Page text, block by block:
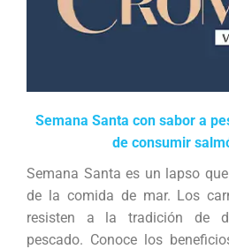
Semana Santa con sabor a
de consumir
Semana Santa es un lapso
de la comida de mar. Los
resisten a la tradición de
pescado. Conoce los